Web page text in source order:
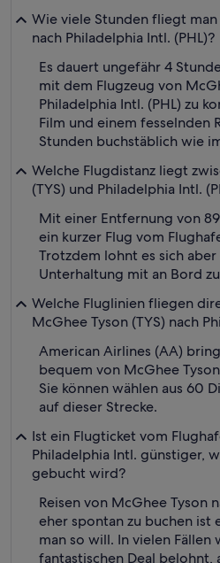
Wie viele Stunden fliegt man
nach Philadelphia Intl. (PHL)?
Es dauert ungefähr 4
mit dem Flugzeug von
Philadelphia Intl. (PHL) zu
Film und einem fesselnden
Stunden buchstäblich wie
Welche Flugdistanz liegt
(TYS) und Philadelphia Intl.
Mit einer Entfernung von
ein kurzer Flug vom
Trotzdem lohnt es sich
Unterhaltung mit an Bord
Welche Fluglinien fliegen
McGhee Tyson (TYS) nach
American Airlines (AA)
bequem von McGhee
Sie können wählen aus 60
auf dieser Strecke.
Ist ein Flugticket vom
Philadelphia Intl. günstiger,
gebucht wird?
Reisen von McGhee Tyson
eher spontan zu buchen ist
man so will. In vielen
fantastischen Deal